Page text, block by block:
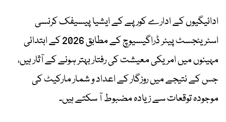
ادائیگیوں کے ادارے کور پے کے ایشیا پیسیفک کرنسی
اسٹریٹجسٹ پیٹر ڈراگیسیوچ کے مطابق 2026 کے ابتدائی
مہینوں میں امریکی معیشت کی رفتار بہتر ہونے کے آثار ہیں،
جس کے نتیجے میں روزگار کے اعداد و شمار مارکیٹ کی
موجودہ توقعات سے زیادہ مضبوط آ سکتے ہیں۔